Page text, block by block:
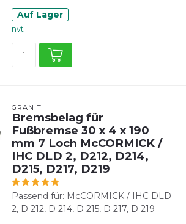
Auf Lager
nvt
GRANIT
Bremsbelag für
Fußbremse 30 x 4 x 190
mm 7 Loch McCORMICK /
IHC DLD 2, D212, D214,
D215, D217, D219
Passend für: McCORMICK / IHC DLD
2, D 212, D 214, D 215, D 217, D 219